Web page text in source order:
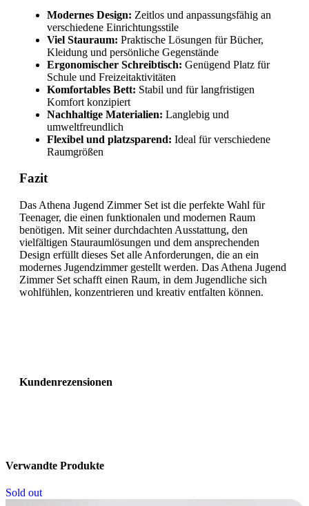
Modernes Design: Zeitlos und anpassungsfähig an
verschiedene Einrichtungsstile
Viel Stauraum: Praktische Lösungen für Bücher,
Kleidung und persönliche Gegenstände
Ergonomischer Schreibtisch: Genügend Platz für
Schule und Freizeitaktivitäten
Komfortables Bett: Stabil und für langfristigen
Komfort konzipiert
Nachhaltige Materialien: Langlebig und
umweltfreundlich
Flexibel und platzsparend: Ideal für verschiedene
Raumgrößen
Fazit
Das Athena Jugend Zimmer Set ist die perfekte Wahl für
Teenager, die einen funktionalen und modernen Raum
benötigen. Mit seiner durchdachten Ausstattung, den
vielfältigen Stauraumlösungen und dem ansprechenden
Design erfüllt dieses Set alle Anforderungen, die an ein
modernes Jugendzimmer gestellt werden. Das Athena Jugend
Zimmer Set schafft einen Raum, in dem Jugendliche sich
wohlfühlen, konzentrieren und kreativ entfalten können.
Kundenrezensionen
Verwandte Produkte
Sold out